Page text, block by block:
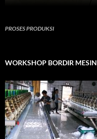
PROSES PRODUKSI
WORKSHOP BORDIR MESIN